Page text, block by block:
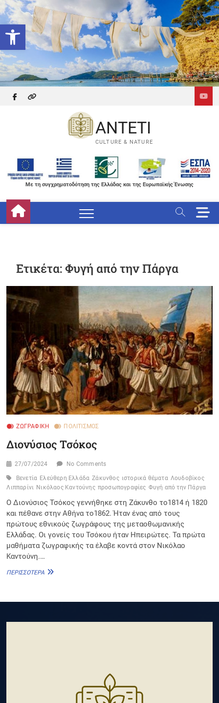
Ανοίξτε τη γραμμή εργαλείων
Skip
to
content
facebook
themefreesia
ANTETI
CULTURE & NATURE
Με τη συγχρηματοδότηση της Ελλάδας και της Ευρωπαϊκής Ένωσης
M
e
Ετικέτα:Φυγή από την Πάργα
ΖΩΓΡΑΦΙΚΉ ΠΟΛΙΤΙΣΜΌΣ
Διονύσιος Τσόκος
27/07/2024 No Comments
Βενετία Ελεύθερη Ελλάδα Ζάκυνθος ιστορικά θέματα Λουδοβίκος
Λιππαρίνι Νικόλαος Καντούνης προσωπογραφίες Φυγή από την Πάργα
Ο Διονύσιος Τσόκος γεννήθηκε στη Ζάκυνθο το1814 ή 1820
και πέθανε στην Αθήνα το1862. Ήταν ένας από τους
πρώτους εθνικούς ζωγράφους της μεταοθωμανικής
Ελλάδας. Οι γονείς του Τσόκου ήταν Ηπειρώτες. Τα πρώτα
μαθήματα ζωγραφικής τα έλαβε κοντά στον Νικόλαο
Καντούνη.…
ΠΕΡΙΣΣΌΤΕΡΑ ΔΙΟΝΎΣΙΟΣ